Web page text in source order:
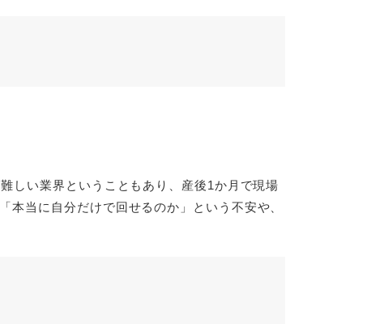
しい業界ということもあり、産後1か月で現場
当に自分だけで回せるのか」という不安や、